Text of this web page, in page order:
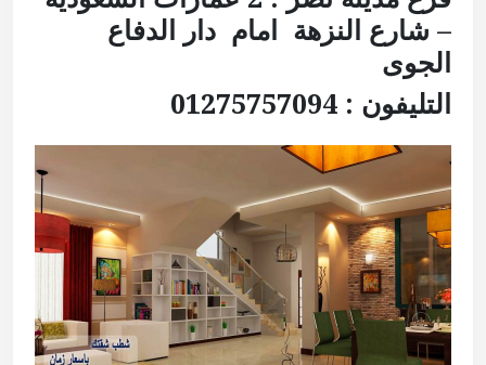
– شارع النزهة امام دار الدفاع
الجوى
التليفون : 01275757094